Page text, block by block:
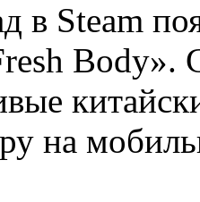
в Steam
Body».
на